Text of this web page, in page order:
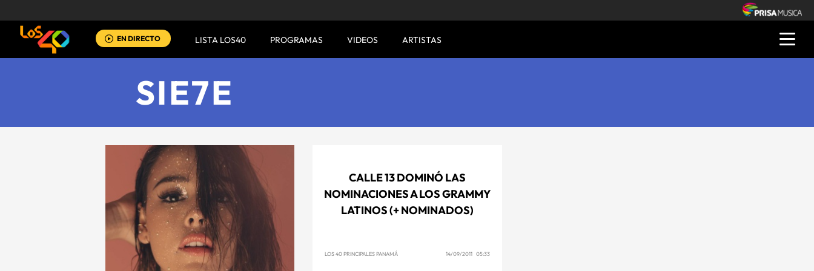
EN DIRECTO LISTA LOS40 PROGRAMAS VIDEOS ARTISTAS
SIE7E
CALLE 13 DOMINÓ LAS
NOMINACIONES A LOS GRAMMY
LATINOS (+ NOMINADOS)
LOS 40 PRINCIPALES PANAMÁ 14/09/2011 05:33